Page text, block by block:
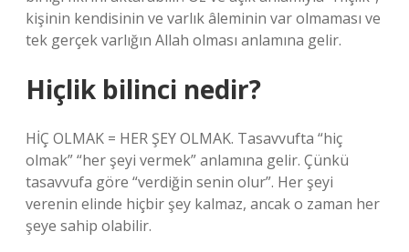
kişinin kendisinin ve varlık âleminin var olmaması ve
tek gerçek varlığın Allah olması anlamına gelir.
Hiçlik bilinci nedir?
HİÇ OLMAK = HER ŞEY OLMAK. Tasavvufta “hiç
olmak” “her şeyi vermek” anlamına gelir. Çünkü
tasavvufa göre “verdiğin senin olur”. Her şeyi
verenin elinde hiçbir şey kalmaz, ancak o zaman her
şeye sahip olabilir.